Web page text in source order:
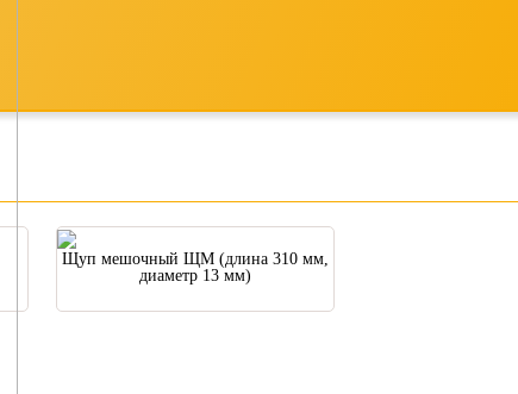
Щуп мешочный ЩМ (длина 310 мм,
диаметр 13 мм)